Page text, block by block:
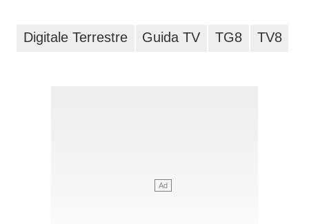
Digitale Terrestre Guida TV TG8 TV8